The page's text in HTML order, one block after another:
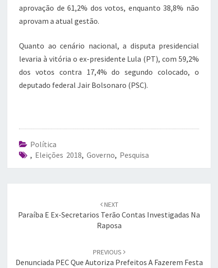
aprovação de 61,2% dos votos, enquanto 38,8% não
aprovam a atual gestão.
Quanto ao cenário nacional, a disputa presidencial
levaria à vitória o ex-presidente Lula (PT), com 59,2%
dos votos contra 17,4% do segundo colocado, o
deputado federal Jair Bolsonaro (PSC).
Política
, Eleições 2018, Governo, Pesquisa
NEXT
Paraíba E Ex-Secretarios Terão Contas Investigadas Na
Raposa
PREVIOUS
Denunciada PEC Que Autoriza Prefeitos A Fazerem Festa